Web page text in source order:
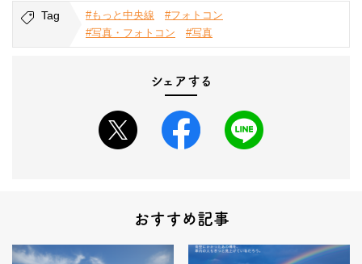
Tag #もっと中央線
#フォトコン
#写真・フォトコン
#写真
シェアする
おすすめ記事